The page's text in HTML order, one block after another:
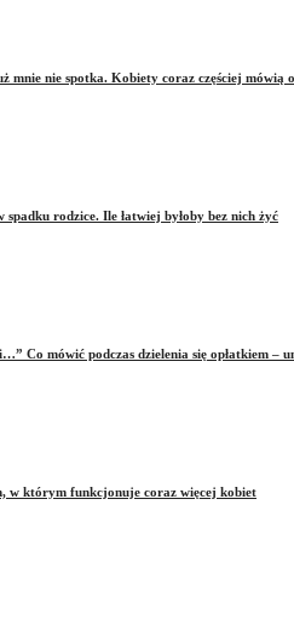
mnie nie spotka. Kobiety coraz częściej mówią
rodzice. Ile łatwiej byłoby bez nich żyć
Co mówić podczas dzielenia się opłatkiem –
w którym funkcjonuje coraz więcej kobiet